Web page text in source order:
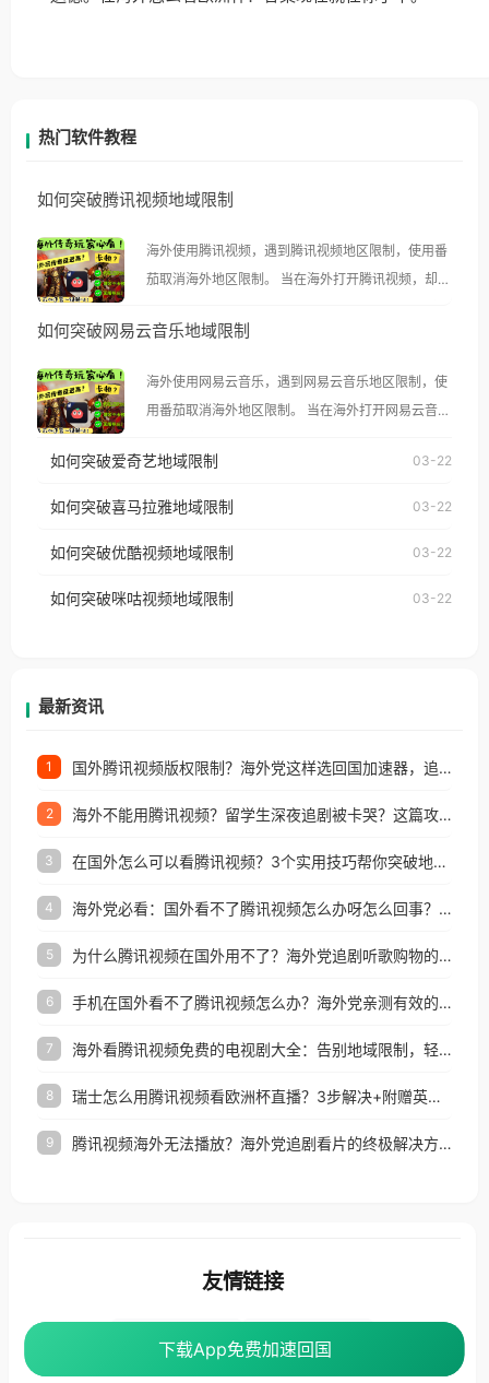
热门软件教程
如何突破腾讯视频地域限制
海外使用腾讯视频，遇到腾讯视频地区限制，使用番
茄取消海外地区限制。 当在海外打开腾讯视频，却突
示语。 海外用户如香港、澳门、台湾、美国、加拿
像其他音乐平台一样，出现地区及版权限制问题，且
仅能在中国大陆地区播放。 遇到这个问题的朋友们，
使用番茄回国加速器，即可解决「海外用户收听腾讯
台湾、美国、加拿大、澳大利亚、欧洲等国家和地区
权限制所困扰。
如何突破网易云音乐地域限制
海外使用网易云音乐，遇到网易云音乐地区限制，使
用番茄取消海外地区限制。 当在海外打开网易云音
播放”的提示语。 海外用户如香港、澳门、台湾、美
国、加拿大、澳大利亚、欧洲等国家和地区时，网易
制问题，且仅能在中国大陆地区播放。 遇到这个问题
户收听网易云音乐地区版权限制」的问题，无论人在
如何突破爱奇艺地域限制 03-22
如何突破喜马拉雅地域限制 03-22
如何突破优酷视频地域限制 03-22
如何突破咪咕视频地域限制 03-22
最新资讯
1 国外腾讯视频版权限制？海外党这样选回国加速器，追剧听歌办事全搞定
2 海外不能用腾讯视频？留学生深夜追剧被卡哭？这篇攻略帮你一键回国看剧听歌
3 在国外怎么可以看腾讯视频？3个实用技巧帮你突破地域限制（附避坑指南）
4 海外党必看：国外看不了腾讯视频怎么办呀怎么回事？3步解决地区限制
5 为什么腾讯视频在国外用不了？海外党追剧听歌购物的终极解决方案
6 手机在国外看不了腾讯视频怎么办？海外党亲测有效的追剧自由指南
7 海外看腾讯视频免费的电视剧大全：告别地域限制，轻松追剧的实用指南
8 瑞士怎么用腾讯视频看欧洲杯直播？3步解决+附赠英国多米音乐爱奇艺省钱攻略
9 腾讯视频海外无法播放？海外党追剧看片的终极解决方案来了
下载App免费加速回国
下载App免费加速回国
友情链接